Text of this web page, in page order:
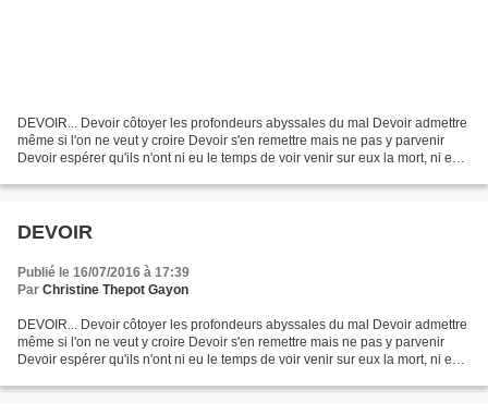
DEVOIR... Devoir côtoyer les profondeurs abyssales du mal Devoir admettre
même si l'on ne veut y croire Devoir s'en remettre mais ne pas y parvenir
Devoir espérer qu'ils n'ont ni eu le temps de voir venir sur eux la mort, ni eu
DEVOIR
Publié le 16/07/2016 à 17:39
Par Christine Thepot Gayon
DEVOIR... Devoir côtoyer les profondeurs abyssales du mal Devoir admettre
même si l'on ne veut y croire Devoir s'en remettre mais ne pas y parvenir
Devoir espérer qu'ils n'ont ni eu le temps de voir venir sur eux la mort, ni eu